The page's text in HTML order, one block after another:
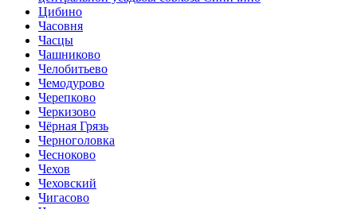
Цибино
Часовня
Часцы
Чашниково
Челобитьево
Чемодурово
Черепково
Черкизово
Чёрная Грязь
Черноголовка
Чесноково
Чехов
Чеховский
Чигасово